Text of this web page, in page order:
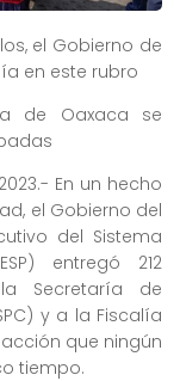
el Gobierno de
en este rubro
de Oaxaca se
En un hecho
el Gobierno del
del Sistema
entregó 212
Secretaría de
y a la Fiscalía
que ningún
tiempo.